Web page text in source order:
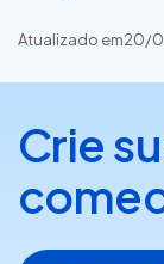
Atualizado em20/
Crie